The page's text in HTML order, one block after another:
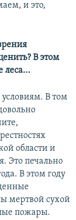
и это,
В этом
леса...
В том
области и
Это печально
В этом году
мертвой сухой
пожары.